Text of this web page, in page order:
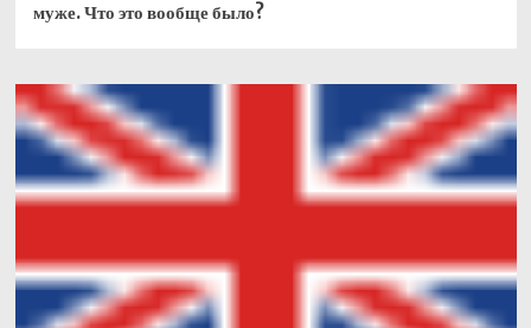
муже. Что это вообще было?